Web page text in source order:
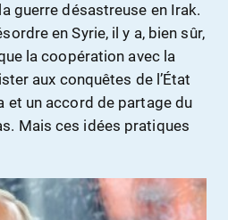
guerre désastreuse en Irak.
en Syrie, il y a, bien sûr,
la coopération avec la
aux conquêtes de l’État
et un accord de partage du
Mais ces idées pratiques